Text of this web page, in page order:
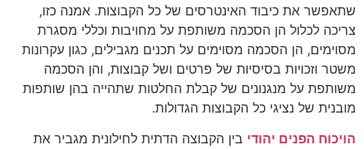
שתאפשר את כיבוד האינטרסים של כל הקבוצות. אמנה כזו,
צריכה לכלול הן הסכמה משותפת על מחויבות וכללי מסגרת
מסוימים, הן הסכמה מסוימים על תכנים מגבילים, כגון עקרונות
משטר וזכויות בסיסיות של פרטים ושל קבוצות, והן הסכמה
משותפת על מנגנונים של קבלת החלטות שתהייה בהן שותפות
מובנית של נציגי כל הקבוצות הגדולות.
הויכוח הפנים יהודי בין הקבוצה הדתית לחילונית מגביר את